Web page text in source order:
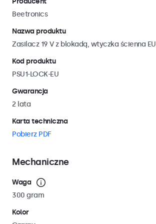
Beetronics
Nazwa produktu
Zasilacz 19 V z blokadą, wtyczka ścienna EU
Kod produktu
PSU1-LOCK-EU
Gwarancja
2 lata
Karta techniczna
Pobierz PDF
Mechaniczne
Waga
300 gram
Kolor